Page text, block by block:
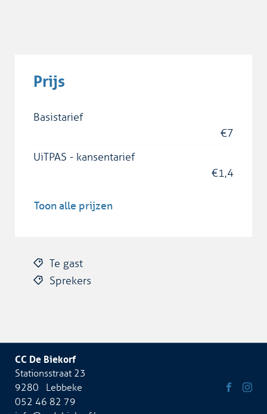
Prijs
Basistarief
€7
UiTPAS - kansentarief
€1,4
Toon alle prijzen
Te gast
Sprekers
CC De Biekorf
Adres
Stationsstraat 23
9280
Lebbeke
Tel.
052 46 82 79